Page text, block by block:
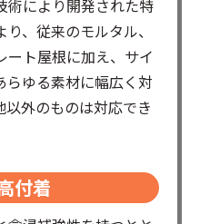
術により開発された特
、従来のモルタル、
ート屋根に加え、サイ
らゆる素材に幅広く対
外のものは対応でき
付着